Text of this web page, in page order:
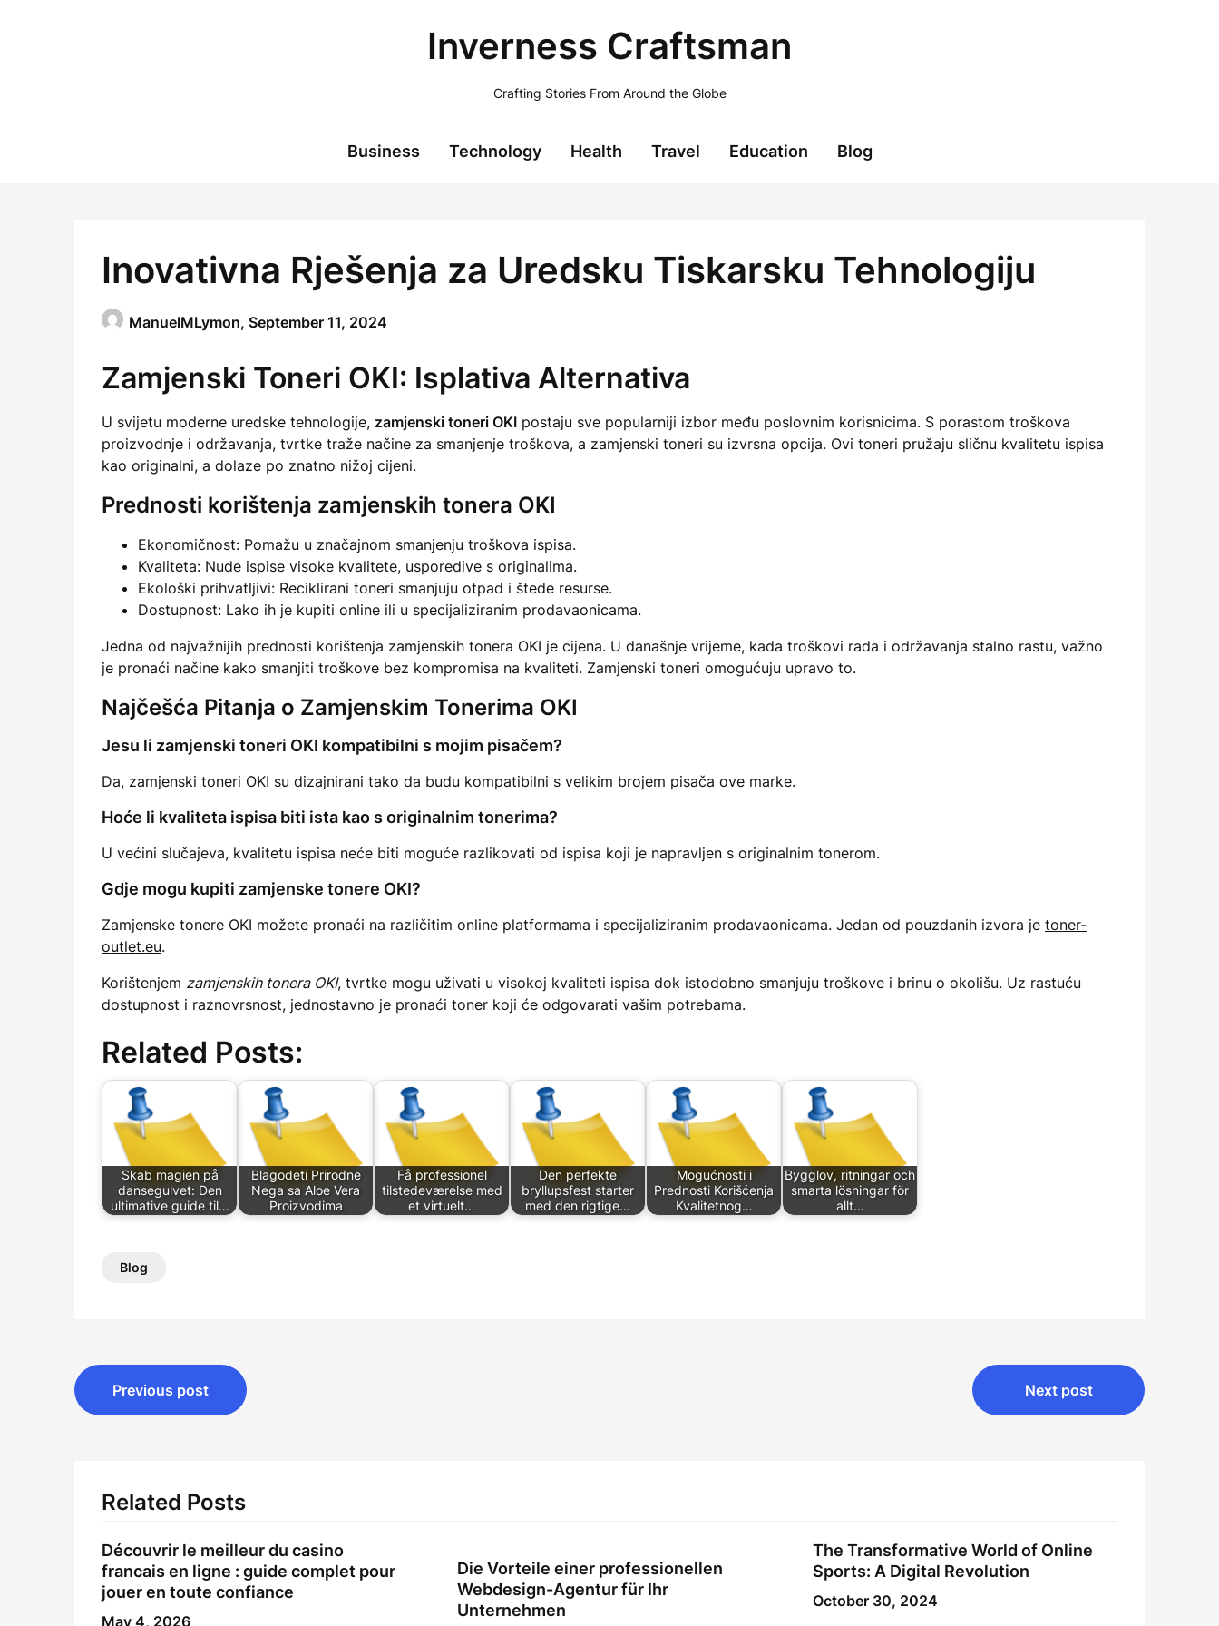
Inverness Craftsman
Crafting Stories From Around the Globe
Business Technology Health Travel Education Blog
Inovativna Rješenja za Uredsku Tiskarsku Tehnologiju
ManuelMLymon, September 11, 2024
Zamjenski Toneri OKI: Isplativa Alternativa
U svijetu moderne uredske tehnologije, zamjenski toneri OKI postaju sve popularniji izbor među poslovnim korisnicima. S porastom troškova
proizvodnje i održavanja, tvrtke traže načine za smanjenje troškova, a zamjenski toneri su izvrsna opcija. Ovi toneri pružaju sličnu kvalitetu ispisa
kao originalni, a dolaze po znatno nižoj cijeni.
Prednosti korištenja zamjenskih tonera OKI
Ekonomičnost: Pomažu u značajnom smanjenju troškova ispisa.
Kvaliteta: Nude ispise visoke kvalitete, usporedive s originalima.
Ekološki prihvatljivi: Reciklirani toneri smanjuju otpad i štede resurse.
Dostupnost: Lako ih je kupiti online ili u specijaliziranim prodavaonicama.
Jedna od najvažnijih prednosti korištenja zamjenskih tonera OKI je cijena. U današnje vrijeme, kada troškovi rada i održavanja stalno rastu, važno
je pronaći načine kako smanjiti troškove bez kompromisa na kvaliteti. Zamjenski toneri omogućuju upravo to.
Najčešća Pitanja o Zamjenskim Tonerima OKI
Jesu li zamjenski toneri OKI kompatibilni s mojim pisačem?
Da, zamjenski toneri OKI su dizajnirani tako da budu kompatibilni s velikim brojem pisača ove marke.
Hoće li kvaliteta ispisa biti ista kao s originalnim tonerima?
U većini slučajeva, kvalitetu ispisa neće biti moguće razlikovati od ispisa koji je napravljen s originalnim tonerom.
Gdje mogu kupiti zamjenske tonere OKI?
Zamjenske tonere OKI možete pronaći na različitim online platformama i specijaliziranim prodavaonicama. Jedan od pouzdanih izvora je toner-
outlet.eu.
Korištenjem zamjenskih tonera OKI, tvrtke mogu uživati u visokoj kvaliteti ispisa dok istodobno smanjuju troškove i brinu o okolišu. Uz rastuću
dostupnost i raznovrsnost, jednostavno je pronaći toner koji će odgovarati vašim potrebama.
Related Posts:
Skab magien på
dansegulvet: Den
ultimative guide til…
Blagodeti Prirodne
Nega sa Aloe Vera
Proizvodima
Få professionel
tilstedeværelse med
et virtuelt…
Den perfekte
bryllupsfest starter
med den rigtige…
Mogućnosti i
Prednosti Korišćenja
Kvalitetnog…
Bygglov, ritningar och
smarta lösningar för
allt…
Blog
Post
navigation
Previous post Next post
Related Posts
Découvrir le meilleur du casino
francais en ligne : guide complet pour
jouer en toute confiance
May 4, 2026
Die Vorteile einer professionellen
Webdesign-Agentur für Ihr
Unternehmen
The Transformative World of Online
Sports: A Digital Revolution
October 30, 2024